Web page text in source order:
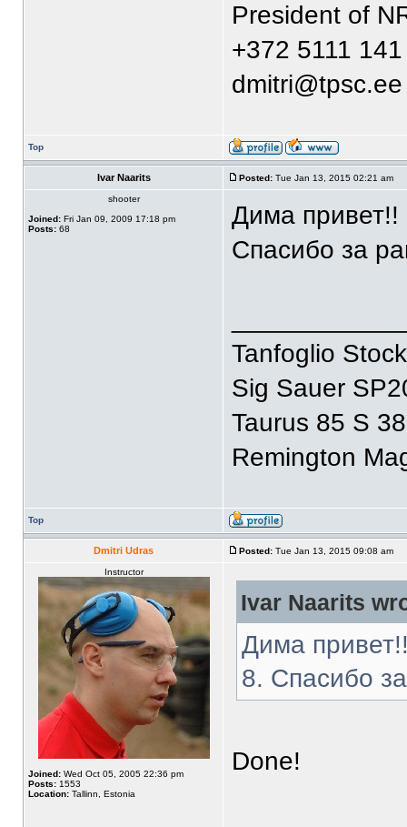
President of
+372 5111 141
dmitri@tpsc.ee
Top
Ivar Naarits Posted: Tue Jan 13, 2015 02:21 am
shooter
Joined: Fri Jan 09, 2009 17:18 pm
Posts: 68
Дима привет!!
Спасибо за
Tanfoglio
Sig Sauer
Taurus 85 S
Remington
Top
Dmitri Udras Posted: Tue Jan 13, 2015 09:08 am
Instructor
Joined: Wed Oct 05, 2005 22:36 pm
Posts: 1553
Location: Tallinn, Estonia
Ivar Naarits
Дима
8. Спасибо
Done!